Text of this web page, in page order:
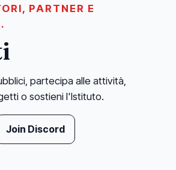
PARTNER E
partecipa alle attività,
o sostieni l'Istituto.
Join Discord